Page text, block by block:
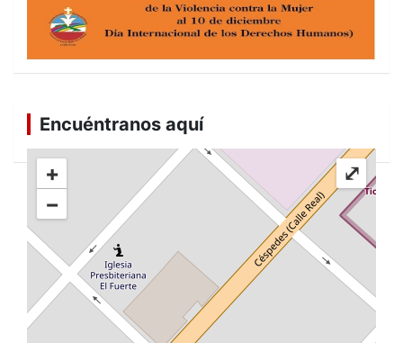
Encuéntranos aquí
+
−
⤢